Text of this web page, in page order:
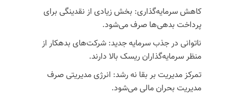
کاهش سرمایه‌گذاری: بخش زیادی از نقدینگی برای
پرداخت بدهی‌ها صرف می‌شود.
ناتوانی در جذب سرمایه جدید: شرکت‌های بدهکار از
منظر سرمایه‌گذاران ریسک بالا دارند.
تمرکز مدیریت بر بقا نه رشد: انرژی مدیریتی صرف
مدیریت بحران مالی می‌شود.